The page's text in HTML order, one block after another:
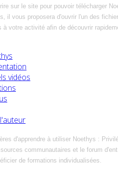
sur le site pour pouvoir télécharger
il vous proposera d'ouvrir l'un des
à votre activité afin de découvrir
vidéos
d'apprendre à utiliser Noethys :
communautaires et le forum
de formations individualisées.